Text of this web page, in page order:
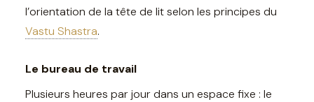
l’orientation de la tête de lit selon les principes du
Vastu Shastra.
Le bureau de travail
Plusieurs heures par jour dans un espace fixe : le